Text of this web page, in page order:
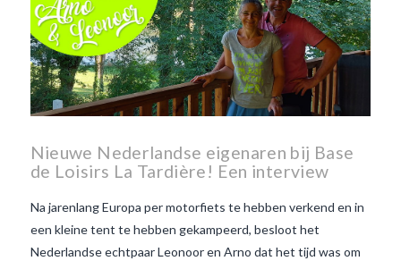
Nieuwe Nederlandse eigenaren bij Base
de Loisirs La Tardière! Een interview
Na jarenlang Europa per motorfiets te hebben verkend en in
een kleine tent te hebben gekampeerd, besloot het
Nederlandse echtpaar Leonoor en Arno dat het tijd was om